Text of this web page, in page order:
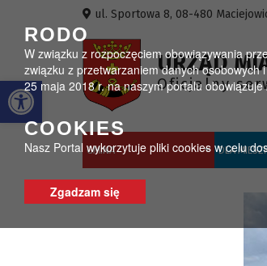
Otwórz pasek narzędzi
RODO
W związku z rozpoczęciem obowiązywania
związku z przetwarzaniem danych
25 maja 2018 r. na naszym portalu
COOKIES
Nasz Portal wykorzytuje pliki cookies w celu
Zgadzam się
ul. Sportowa 8, 08-480
URZĄD
Oficjalny
GMINA DLA